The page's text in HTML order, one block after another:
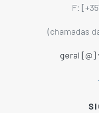
F:
(chamadas
geral [@]